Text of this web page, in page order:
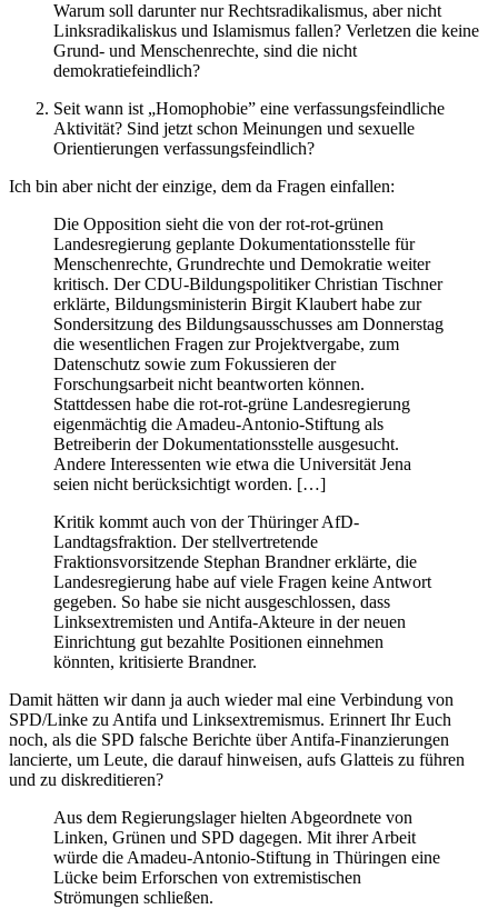
Warum soll darunter nur Rechtsradikalismus, aber nicht
Linksradikaliskus und Islamismus fallen? Verletzen die keine
Grund- und Menschenrechte, sind die nicht
demokratiefeindlich?
Seit wann ist „Homophobie” eine verfassungsfeindliche
Aktivität? Sind jetzt schon Meinungen und sexuelle
Orientierungen verfassungsfeindlich?
Ich bin aber nicht der einzige, dem da Fragen einfallen:
Die Opposition sieht die von der rot-rot-grünen
Landesregierung geplante Dokumentationsstelle für
Menschenrechte, Grundrechte und Demokratie weiter
kritisch. Der CDU-Bildungspolitiker Christian Tischner
erklärte, Bildungsministerin Birgit Klaubert habe zur
Sondersitzung des Bildungsausschusses am Donnerstag
die wesentlichen Fragen zur Projektvergabe, zum
Datenschutz sowie zum Fokussieren der
Forschungsarbeit nicht beantworten können.
Stattdessen habe die rot-rot-grüne Landesregierung
eigenmächtig die Amadeu-Antonio-Stiftung als
Betreiberin der Dokumentationsstelle ausgesucht.
Andere Interessenten wie etwa die Universität Jena
seien nicht berücksichtigt worden. […]
Kritik kommt auch von der Thüringer AfD-
Landtagsfraktion. Der stellvertretende
Fraktionsvorsitzende Stephan Brandner erklärte, die
Landesregierung habe auf viele Fragen keine Antwort
gegeben. So habe sie nicht ausgeschlossen, dass
Linksextremisten und Antifa-Akteure in der neuen
Einrichtung gut bezahlte Positionen einnehmen
könnten, kritisierte Brandner.
Damit hätten wir dann ja auch wieder mal eine Verbindung von
SPD/Linke zu Antifa und Linksextremismus. Erinnert Ihr Euch
noch, als die SPD falsche Berichte über Antifa-Finanzierungen
lancierte, um Leute, die darauf hinweisen, aufs Glatteis zu führen
und zu diskreditieren?
Aus dem Regierungslager hielten Abgeordnete von
Linken, Grünen und SPD dagegen. Mit ihrer Arbeit
würde die Amadeu-Antonio-Stiftung in Thüringen eine
Lücke beim Erforschen von extremistischen
Strömungen schließen.